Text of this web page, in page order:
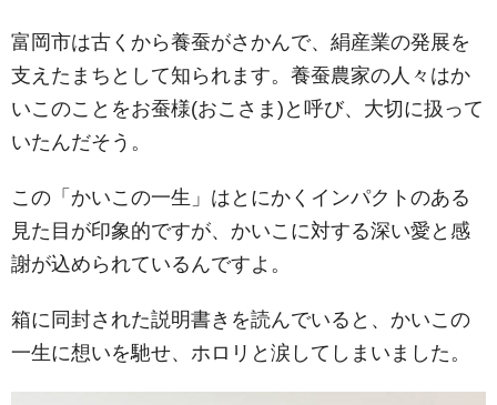
富岡市は古くから養蚕がさかんで、絹産業の発展を
支えたまちとして知られます。養蚕農家の人々はか
いこのことをお蚕様(おこさま)と呼び、大切に扱って
いたんだそう。
この「かいこの一生」はとにかくインパクトのある
見た目が印象的ですが、かいこに対する深い愛と感
謝が込められているんですよ。
箱に同封された説明書きを読んでいると、かいこの
一生に想いを馳せ、ホロリと涙してしまいました。